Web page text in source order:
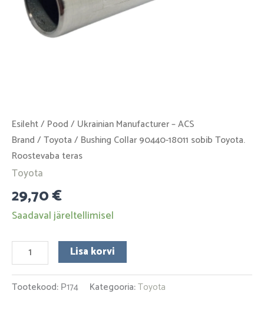
Esileht/ Pood / Ukrainian Manufacturer – ACS
Brand /Toyota / Bushing Collar 90440-18011 sobib Toyota.
Roostevaba teras
Toyota
29,70€
Saadaval järeltellimisel
Lisa korvi
Tootekood: Р174 Kategooria:Toyota